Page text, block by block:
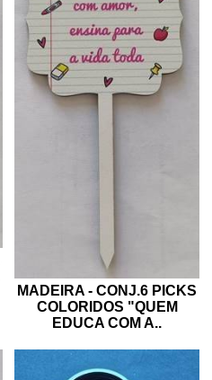
MADEIRA - CONJ.6 PICKS
COLORIDOS "QUEM
EDUCA COM A..